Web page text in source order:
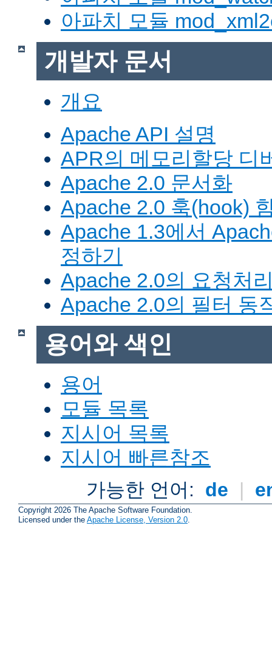
아파치 모듈
개발자 문서
개요
Apache API 설명
APR의 메모리할당 디
Apache 2.0 문서화
Apache 2.0 훅(hook)
Apache 1.3에서
정하기
Apache 2.0의 요청처
Apache 2.0의 필터 동
용어와 색인
용어
모듈 목록
지시어 목록
지시어 빠른참조
가능한 언어: de |
Copyright 2026 The Apache Software Foundation.
Licensed under the Apache License, Version 2.0.